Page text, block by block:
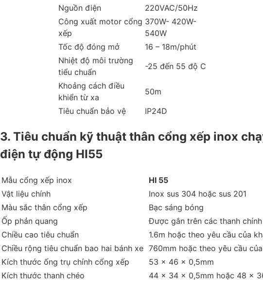
Nguồn điện
220VAC/50Hz
Công xuất motor cổng
xếp
370W- 420W-
540W
Tốc độ đóng mở
16 – 18m/phút
Nhiệt độ môi trường
tiểu chuẩn
-25 đến 55 độ C
Khoảng cách điều
khiển từ xa
50m
Tiêu chuẩn bảo vệ
IP24D
3. Tiêu chuẩn kỹ thuật thân cổng xếp inox
điện tự động HI55
Mẫu cổng xếp inox
HI 55
Vật liệu chính
Inox sus 304 hoặc sus 201
Màu sắc thân cổng xếp
Bạc sáng bóng
Ốp phản quang
Được gắn trên các thanh
Chiều cao tiêu chuẩn
1.6m hoặc theo yêu cầu của
Chiều rộng tiêu chuẩn bao hai bánh xe 760mm hoặc theo yêu cầu
Kích thước ống trụ chính cổng xếp
53 x 46 x 0,5mm
Kích thước thanh chéo
44 x 34 x 0,5mm hoặc 48 x